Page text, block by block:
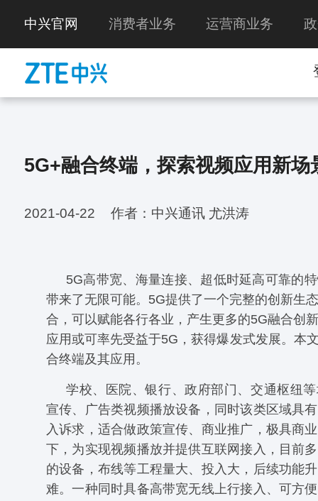
中兴官网 消费者业务 运营商业务
5G+融合终端，探索视频应用新场
2021-04-22 作者：中兴通讯 尤洪涛
5G高带宽、海量连接、超低时延高可靠的
带来了无限可能。5G提供了一个完整的创新生
合，可以赋能各行各业，产生更多的5G融合创
应用或可率先受益于5G，获得爆发式发展。本
合终端及其应用。
学校、医院、银行、政府部门、交通枢纽
宣传、广告类视频播放设备，同时该类区域具
入诉求，适合做政策宣传、商业推广，极具商
下，为实现视频播放并提供互联网接入，目前
的设备，布线等工程量大、投入大，后续功能
难。一种同时具备高带宽无线上行接入、可方